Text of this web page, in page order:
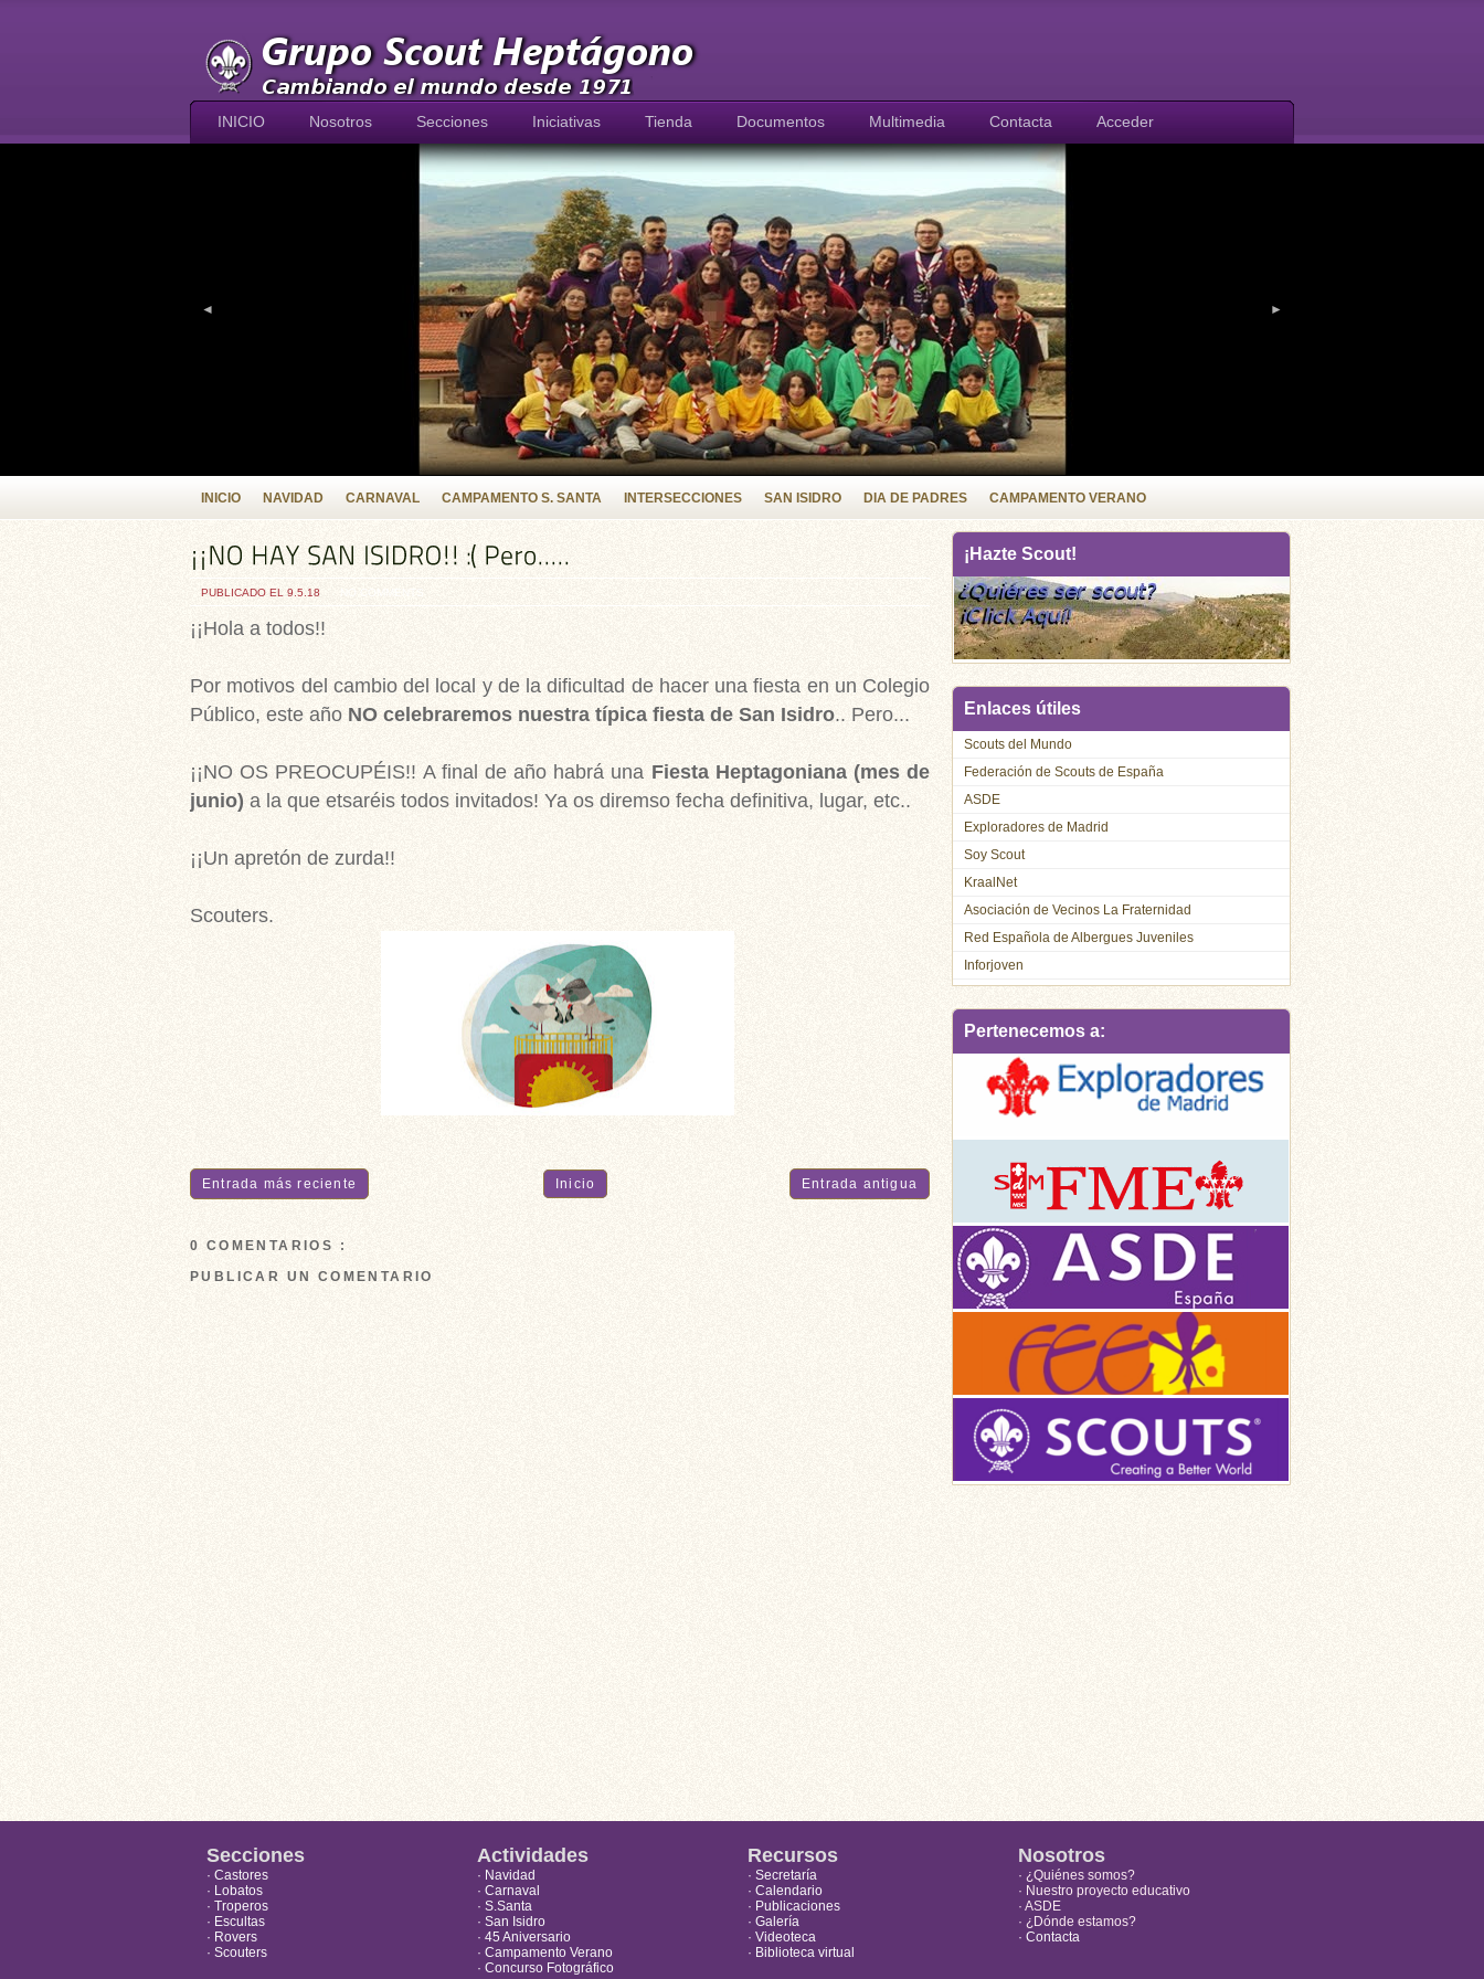
INICIO Nosotros Secciones Iniciativas Tienda Documentos Multimedia Contacta Acceder
◄ ►
INICIO NAVIDAD CARNAVAL CAMPAMENTO S. SANTA INTERSECCIONES SAN ISIDRO DIA DE PADRES CAMPAMENTO VERANO
¡Hazte Scout!
Enlaces útiles
Scouts del Mundo
Federación de Scouts de España
ASDE
Exploradores de Madrid
Soy Scout
KraalNet
Asociación de Vecinos La Fraternidad
Red Española de Albergues Juveniles
Inforjoven
Pertenecemos a:
PUBLICADO EL 9.5.18
¡¡Hola a todos!!
Por motivos del cambio del local y de la dificultad de hacer una fiesta en un Colegio
Público, este año NO celebraremos nuestra típica fiesta de San Isidro.. Pero...
¡¡NO OS PREOCUPÉIS!! A final de año habrá una Fiesta Heptagoniana (mes de
junio) a la que etsaréis todos invitados! Ya os diremso fecha definitiva, lugar, etc..
¡¡Un apretón de zurda!!
Scouters.
Entrada más reciente Entrada antigua
Inicio
0 COMENTARIOS :
PUBLICAR UN COMENTARIO
Secciones
· Castores
· Lobatos
· Troperos
· Escultas
· Rovers
· Scouters
Actividades
· Navidad
· Carnaval
· S.Santa
· San Isidro
· 45 Aniversario
· Campamento Verano
· Concurso Fotográfico
Recursos
· Secretaría
· Calendario
· Publicaciones
· Galería
· Videoteca
· Biblioteca virtual
Nosotros
· ¿Quiénes somos?
· Nuestro proyecto educativo
· ASDE
· ¿Dónde estamos?
· Contacta